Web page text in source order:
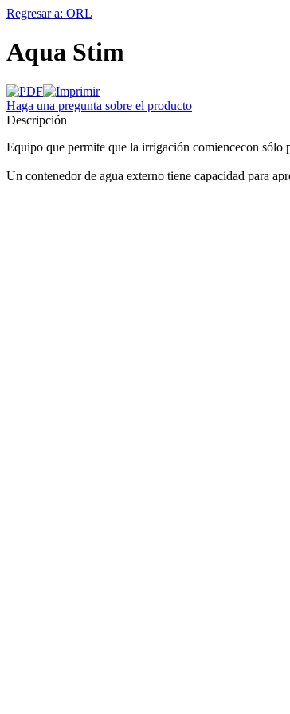
Regresar a: ORL
Aqua Stim
Haga una pregunta sobre el producto
Descripción
Equipo que permite que la irrigación comiencecon
Un contenedor de agua externo tiene capacidad para